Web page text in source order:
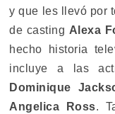
y que les llevó por
de casting Alexa
hecho historia
incluye a las
Dominique
Angelica Ross.